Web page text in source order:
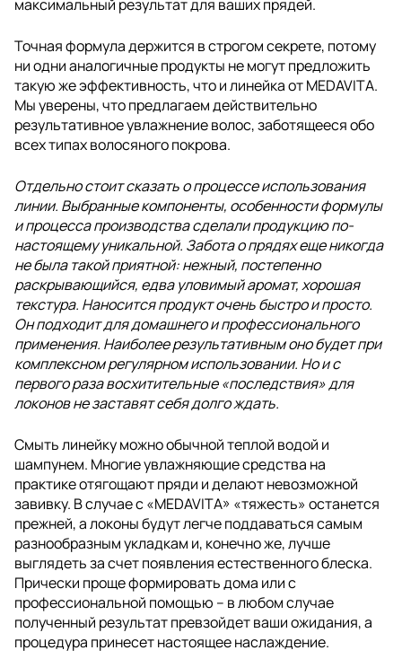
максимальный результат для ваших прядей.
Точная формула держится в строгом секрете, потому
ни одни аналогичные продукты не могут предложить
такую же эффективность, что и линейка от MEDAVITA.
Мы уверены, что предлагаем действительно
результативное увлажнение волос, заботящееся обо
всех типах волосяного покрова.
Отдельно стоит сказать о процессе использования
линии. Выбранные компоненты, особенности формулы
и процесса производства сделали продукцию по-
настоящему уникальной. Забота о прядях еще никогда
не была такой приятной: нежный, постепенно
раскрывающийся, едва уловимый аромат, хорошая
текстура. Наносится продукт очень быстро и просто.
Он подходит для домашнего и профессионального
применения. Наиболее результативным оно будет при
комплексном регулярном использовании. Но и с
первого раза восхитительные «последствия» для
локонов не заставят себя долго ждать.
Смыть линейку можно обычной теплой водой и
шампунем. Многие увлажняющие средства на
практике отягощают пряди и делают невозможной
завивку. В случае с «MEDAVITA» «тяжесть» останется
прежней, а локоны будут легче поддаваться самым
разнообразным укладкам и, конечно же, лучше
выглядеть за счет появления естественного блеска.
Прически проще формировать дома или с
профессиональной помощью – в любом случае
полученный результат превзойдет ваши ожидания, а
процедура принесет настоящее наслаждение.